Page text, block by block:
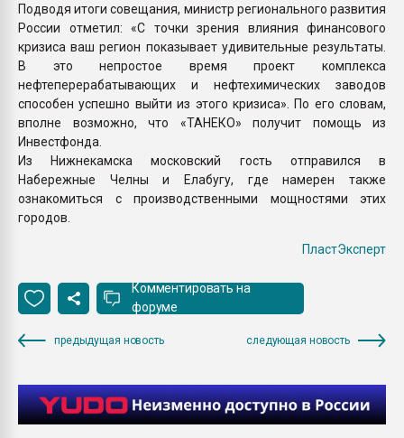
Подводя итоги совещания, министр регионального развития
России отметил: «С точки зрения влияния финансового
кризиса ваш регион показывает удивительные результаты.
В это непростое время проект комплекса
нефтеперерабатывающих и нефтехимических заводов
способен успешно выйти из этого кризиса». По его словам,
вполне возможно, что «ТАНЕКО» получит помощь из
Инвестфонда.
Из Нижнекамска московский гость отправился в
Набережные Челны и Елабугу, где намерен также
ознакомиться с производственными мощностями этих
городов.
ПластЭксперт
Комментировать на
форуме
предыдущая новость следующая новость